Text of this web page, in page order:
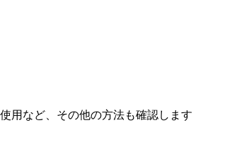
用など、その他の方法も確認します